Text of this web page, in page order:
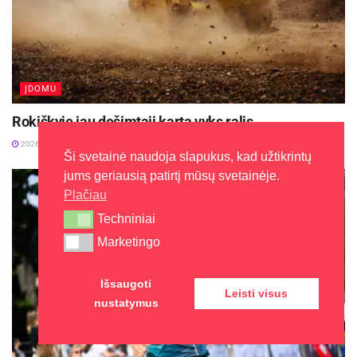
ĮDOMU
Rokiškyje jau dešimtąjį kartą vyks ralis
2026-07-29
Ši svetainė naudoja slapukus, kad užtikrintų
jums geriausią patirtį mūsų svetainėje.
Plačiau
Techniniai
Techniniai
Marketingo
Marketingo
Išsaugoti
nustatymus
Leisti visus